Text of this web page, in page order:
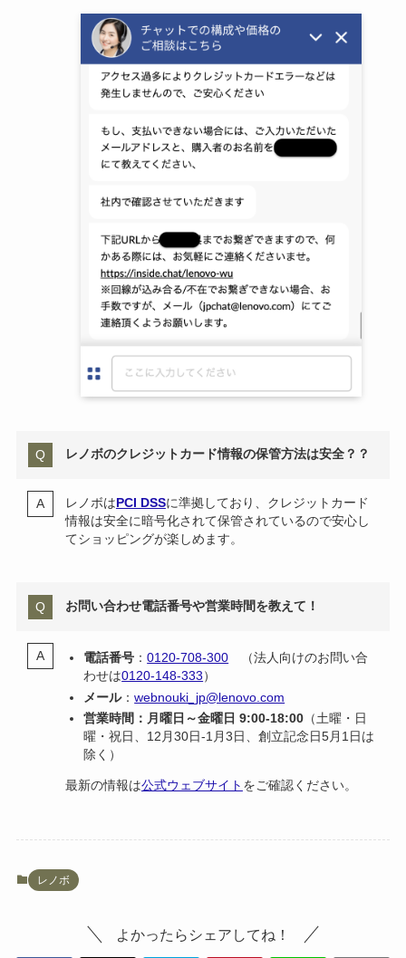
レノボのクレジットカード情報の保管方法は安全？？
レノボは PCI DSSに準拠しており、クレジットカード
情報は安全に暗号化されて保管されているので安心し
てショッピングが楽しめます。
お問い合わせ電話番号や営業時間を教えて！
電話番号 ：0120-708-300 （法人向けのお問い合
わせは0120-148-333 ）
メール：webnouki_jp@lenovo.com
営業時間：月曜日～金曜日 9:00-18:00 （土曜・日
曜・祝日、12月30日-1月3日、創立記念日5月1日は
除く）
最新の情報は公式ウェブサイト をご確認ください。
レノボ
よかったらシェアしてね！